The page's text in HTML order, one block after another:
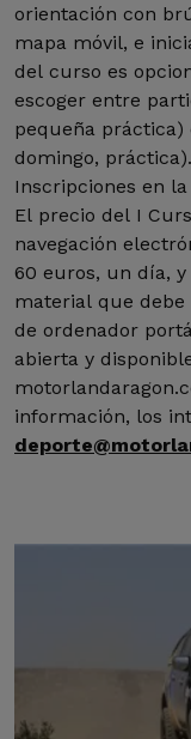
orientación con
mapa móvil, e
del curso es
escoger entre
pequeña práctica)
domingo, práctica).
Inscripciones en
El precio del I
navegación
60 euros, un día,
material que
de ordenador
abierta y
información, los